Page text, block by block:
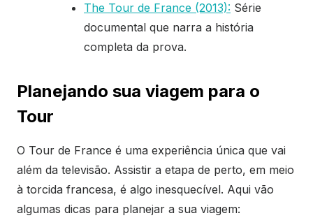
The Tour de France (2013): Série
documental que narra a história
completa da prova.
Planejando sua viagem para o
Tour
O Tour de France é uma experiência única que vai
além da televisão. Assistir a etapa de perto, em meio
à torcida francesa, é algo inesquecível. Aqui vão
algumas dicas para planejar a sua viagem: